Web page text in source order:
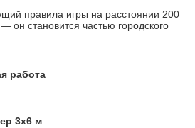
правила игры на расстоянии 200
он становится частью городского
работа
3x6 м